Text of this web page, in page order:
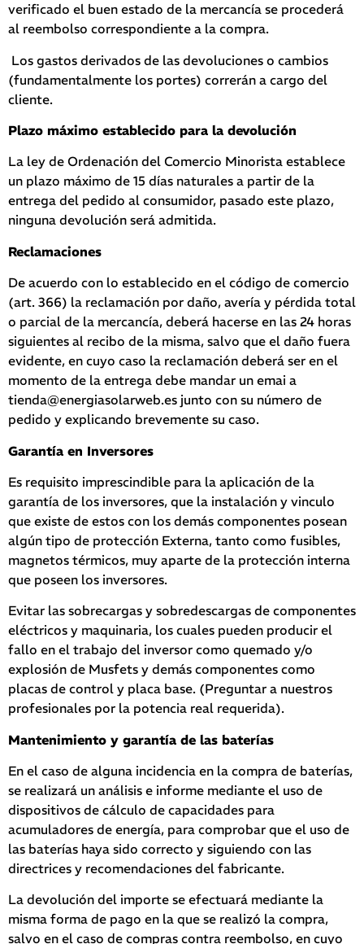
verificado el buen estado de la mercancía se procederá
al reembolso correspondiente a la compra.
Los gastos derivados de las devoluciones o cambios
(fundamentalmente los portes) correrán a cargo del
cliente.
Plazo máximo establecido para la devolución
La ley de Ordenación del Comercio Minorista establece
un plazo máximo de 15 días naturales a partir de la
entrega del pedido al consumidor, pasado este plazo,
ninguna devolución será admitida.
Reclamaciones
De acuerdo con lo establecido en el código de comercio
(art. 366) la reclamación por daño, avería y pérdida total
o parcial de la mercancía, deberá hacerse en las 24 horas
siguientes al recibo de la misma, salvo que el daño fuera
evidente, en cuyo caso la reclamación deberá ser en el
momento de la entrega debe mandar un emai a
tienda@energiasolarweb.es junto con su número de
pedido y explicando brevemente su caso.
Garantía en Inversores
Es requisito imprescindible para la aplicación de la
garantía de los inversores, que la instalación y vinculo
que existe de estos con los demás componentes posean
algún tipo de protección Externa, tanto como fusibles,
magnetos térmicos, muy aparte de la protección interna
que poseen los inversores.
Evitar las sobrecargas y sobredescargas de componentes
eléctricos y maquinaria, los cuales pueden producir el
fallo en el trabajo del inversor como quemado y/o
explosión de Musfets y demás componentes como
placas de control y placa base. (Preguntar a nuestros
profesionales por la potencia real requerida).
Mantenimiento y garantía de las baterías
En el caso de alguna incidencia en la compra de baterías,
se realizará un análisis e informe mediante el uso de
dispositivos de cálculo de capacidades para
acumuladores de energía, para comprobar que el uso de
las baterías haya sido correcto y siguiendo con las
directrices y recomendaciones del fabricante.
La devolución del importe se efectuará mediante la
misma forma de pago en la que se realizó la compra,
salvo en el caso de compras contra reembolso, en cuyo